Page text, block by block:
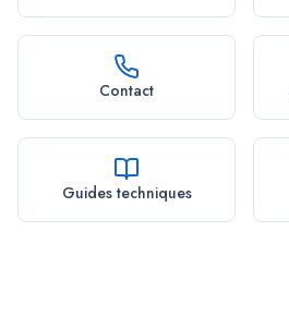
Contact
Guides techniques